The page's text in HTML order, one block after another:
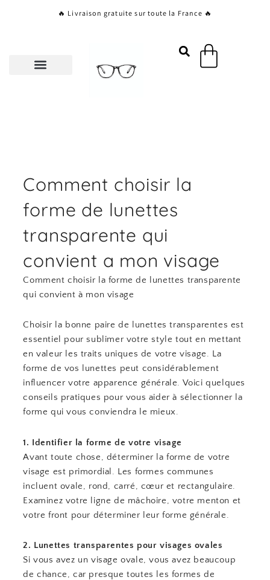
🔥 Livraison gratuite sur toute la France 🔥
Panier
Comment choisir la
forme de lunettes
transparente qui
convient a mon visage
Comment choisir la forme de lunettes transparente
qui convient à mon visage
Choisir la bonne paire de lunettes transparentes est
essentiel pour sublimer votre style tout en mettant
en valeur les traits uniques de votre visage. La
forme de vos lunettes peut considérablement
influencer votre apparence générale. Voici quelques
conseils pratiques pour vous aider à sélectionner la
forme qui vous conviendra le mieux.
1. Identifier la forme de votre visage
Avant toute chose, déterminer la forme de votre
visage est primordial. Les formes communes
incluent ovale, rond, carré, cœur et rectangulaire.
Examinez votre ligne de mâchoire, votre menton et
votre front pour déterminer leur forme générale.
2. Lunettes transparentes pour visages ovales
Si vous avez un visage ovale, vous avez beaucoup
de chance, car presque toutes les formes de